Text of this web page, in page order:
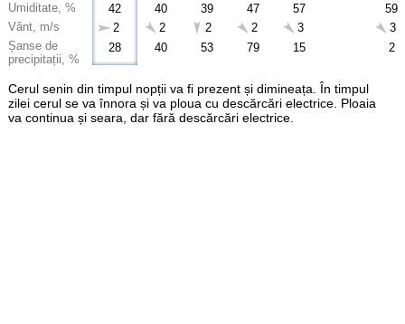
Umiditate, %
Vânt, m/s
Șanse de
precipitații, %
42
2
28
40
2
40
39
2
53
47
2
79
57
3
15
59
3
2
Cerul senin din timpul nopții va fi prezent și dimineața. În timpul
zilei cerul se va înnora și va ploua cu descărcări electrice. Ploaia
va continua și seara, dar fără descărcări electrice.